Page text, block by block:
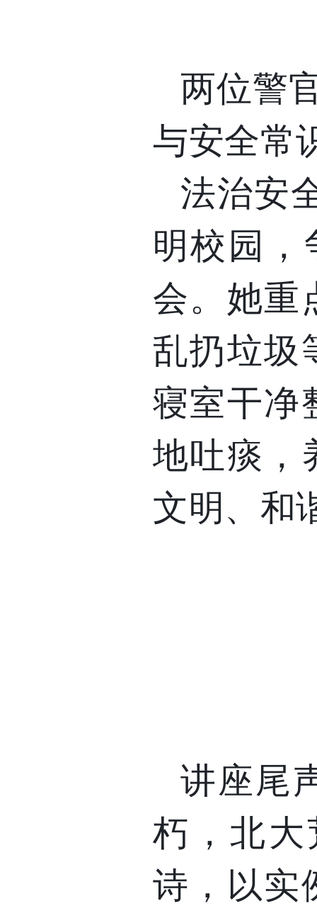
两位警
与安全常
法治安
明校园，
会。她重
乱扔垃圾
寝室干净
地吐痰，
文明、和
讲座尾
朽，北
诗，以实